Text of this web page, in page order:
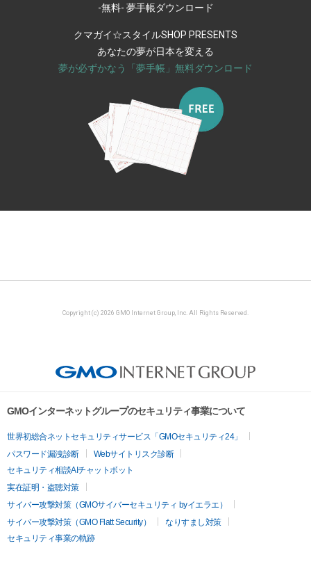
-無料- 夢手帳ダウンロード
クマガイ☆スタイルSHOP PRESENTS
あなたの夢が日本を変える
夢が必ずかなう「夢手帳」無料ダウンロード
Copyright (c) 2026 GMO Internet Group, Inc. All Rights Reserved.
GMOインターネットグループのセキュリティ事業について
世界初総合ネットセキュリティサービス「GMOセキュリティ24」
パスワード漏洩診断
Webサイトリスク診断
セキュリティ相談AIチャットボット
実在証明・盗聴対策
サイバー攻撃対策（GMOサイバーセキュリティ byイエラエ）
サイバー攻撃対策（GMO Flatt Security）
なりすまし対策
セキュリティ事業の軌跡